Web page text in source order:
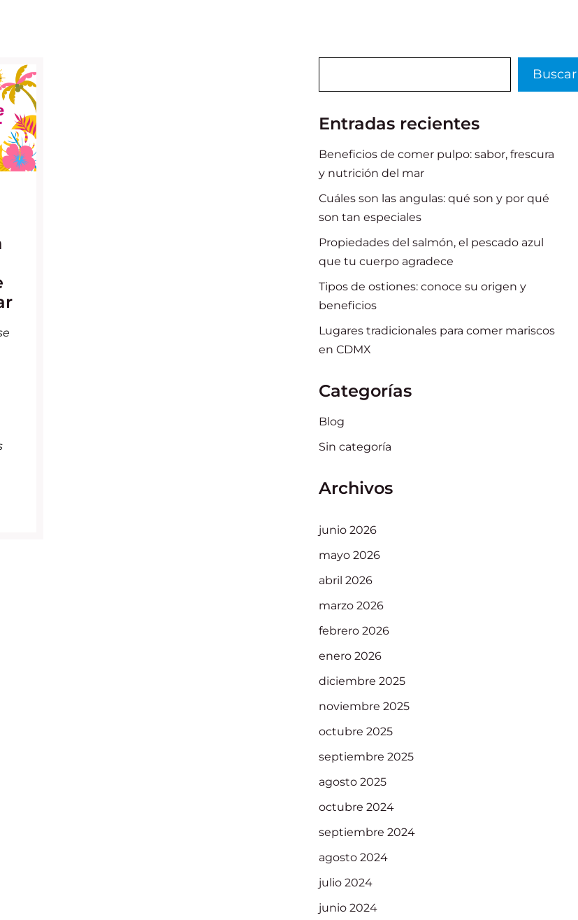
Buscar
Entradas recientes
Beneficios de comer pulpo: sabor, frescura
y nutrición del mar
Cuáles son las angulas: qué son y por qué
son tan especiales
Propiedades del salmón, el pescado azul
que tu cuerpo agradece
Tipos de ostiones: conoce su origen y
beneficios
Lugares tradicionales para comer mariscos
en CDMX
Categorías
Blog
Sin categoría
Archivos
junio 2026
mayo 2026
abril 2026
marzo 2026
febrero 2026
enero 2026
diciembre 2025
noviembre 2025
octubre 2025
septiembre 2025
agosto 2025
octubre 2024
septiembre 2024
agosto 2024
julio 2024
junio 2024